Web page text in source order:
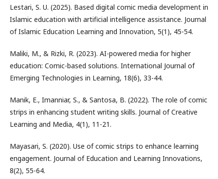
Lestari, S. U. (2025). Based digital comic media development in
Islamic education with artificial intelligence assistance. Journal
of Islamic Education Learning and Innovation, 5(1), 45-54.
Maliki, M., & Rizki, R. (2023). AI-powered media for higher
education: Comic-based solutions. International Journal of
Emerging Technologies in Learning, 18(6), 33-44.
Manik, E., Imanniar, S., & Santosa, B. (2022). The role of comic
strips in enhancing student writing skills. Journal of Creative
Learning and Media, 4(1), 11-21.
Mayasari, S. (2020). Use of comic strips to enhance learning
engagement. Journal of Education and Learning Innovations,
8(2), 55-64.